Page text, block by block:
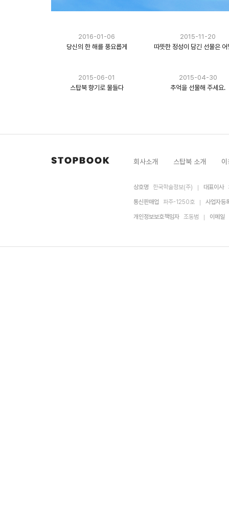
2016-01-06
당신의 한 해를 풍요롭게
2015-11-20
따뜻한 정성이 담긴 선물은 어
2015-06-01
스탑북 향기로 물들다
2015-04-30
추억을 선물해 주세요.
회사소개 스탑북 소개
상호명 한국학술정보(주) 대표이사
통신판매업 파주-1250호 사업자등
개인정보보호책임자 조동범 이메일